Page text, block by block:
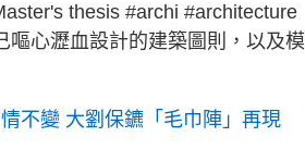
thesis #archi #architecture
心瀝血設計的建築圖則，以及模
不變 大劉保鑣「毛巾陣」再現